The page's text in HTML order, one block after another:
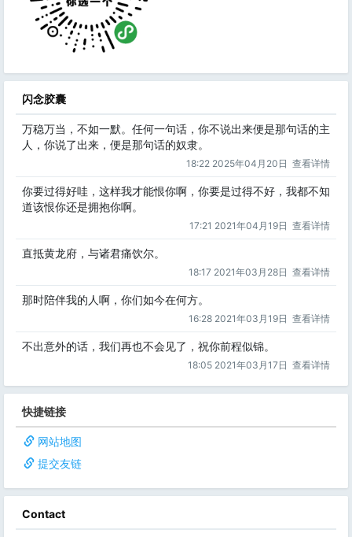
闪念胶囊
万稳万当，不如一默。任何一句话，你不说出来便是那句话的主
人，你说了出来，便是那句话的奴隶。
18:22 2025年04月20日 查看详情
你要过得好哇，这样我才能恨你啊，你要是过得不好，我都不知
道该恨你还是拥抱你啊。
17:21 2021年04月19日 查看详情
直抵黄龙府，与诸君痛饮尔。
18:17 2021年03月28日 查看详情
那时陪伴我的人啊，你们如今在何方。
16:28 2021年03月19日 查看详情
不出意外的话，我们再也不会见了，祝你前程似锦。
18:05 2021年03月17日 查看详情
快捷链接
网站地图
提交友链
Contact